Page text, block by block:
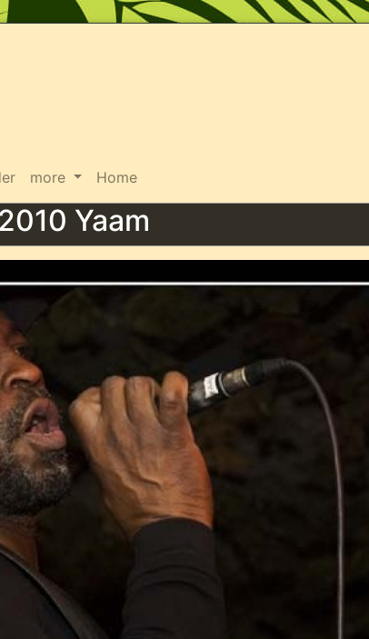
more Home
Yaam